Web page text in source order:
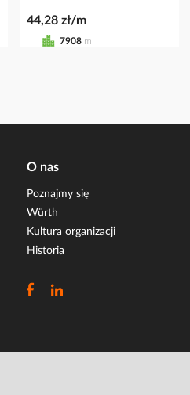
44,28 zł/m
7908 m
O nas
Poznajmy się
Würth
Kultura organizacji
Historia